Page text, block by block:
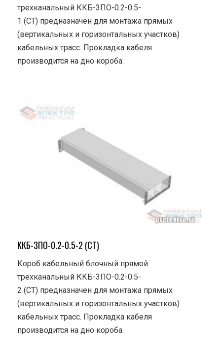
трехканальный ККБ-3ПО-0.2-0.5-
1 (СТ) предназначен для монтажа прямых
(вертикальных и горизонтальных участков)
кабельных трасс. Прокладка кабеля
производится на дно короба.
ККБ-3ПО-0.2-0.5-2 (СТ)
Короб кабельный блочный прямой
трехканальный ККБ-3ПО-0.2-0.5-
2 (СТ) предназначен для монтажа прямых
(вертикальных и горизонтальных участков)
кабельных трасс. Прокладка кабеля
производится на дно короба.